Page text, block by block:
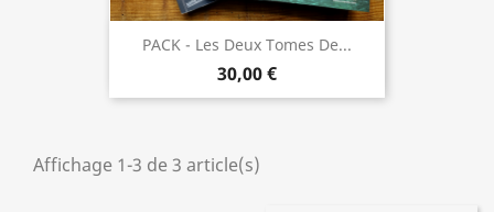
PACK - Les Deux Tomes De...
30,00 €
Affichage 1-3 de 3 article(s)